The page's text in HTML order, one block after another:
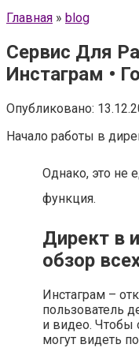
Главная » blog
Сервис Для
Инстаграм •
Опубликовано:
Начало работы в
Однако, это не
функция.
Директ в
обзор
Инстаграм –
пользователь
и видео. Чтобы
могут видеть